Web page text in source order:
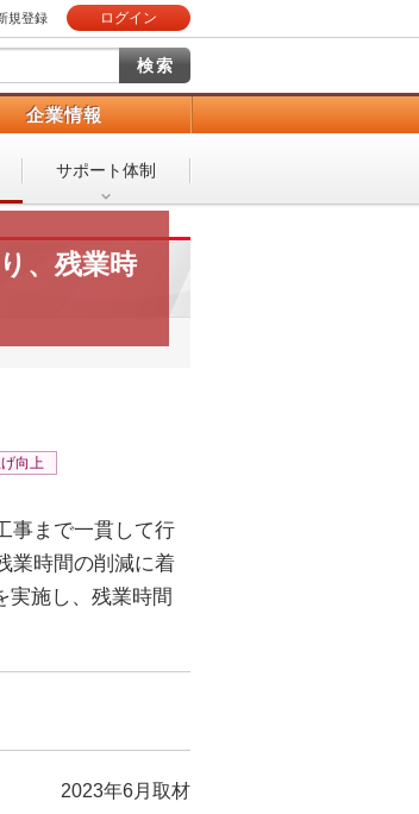
規登録 ログイン
企業情報
サポート体制
、残業時
向上
事まで一貫して行
業時間の削減に着
実施し、残業時間
2023年6月取材